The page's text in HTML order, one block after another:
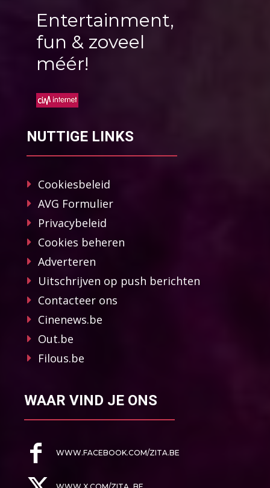
Entertainment,
fun & zoveel
méér!
NUTTIGE LINKS
Cookiesbeleid
AVG Formulier
Privacybeleid
Cookies beheren
Adverteren
Uitschrijven op push berichten
Contacteer ons
Cinenews.be
Out.be
Filous.be
WAAR VIND JE ONS
WWW.FACEBOOK.COM/ZITA.BE